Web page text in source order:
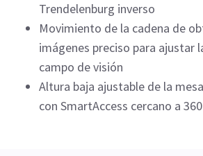
Trendelenburg inverso
Movimiento de la cadena de
imágenes preciso para ajustar
campo de visión
Altura baja ajustable de la
con SmartAccess cercano a